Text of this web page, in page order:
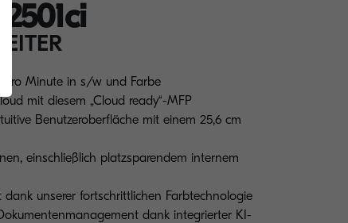
pro Minute in s/w und Farbe
mit diesem „Cloud ready“-MFP
Benutzeroberfläche mit einem 25,6 cm
einschließlich platzsparendem internem
unserer fortschrittlichen Farbtechnologie
dank integrierter KI-